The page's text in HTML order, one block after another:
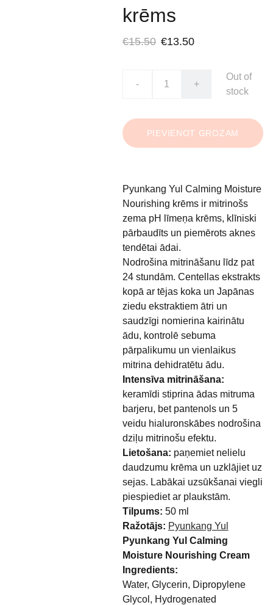
krēms
€15.50 €13.50
- +
Out of
stock
PIEVIENOT GROZAM
Pyunkang Yul Calming Moisture
Nourishing krēms ir mitrinošs
zema pH līmeņa krēms, klīniski
pārbaudīts un piemērots aknes
tendētai ādai.
Nodrošina mitrināšanu līdz pat
24 stundām. Centellas ekstrakts
kopā ar tējas koka un Japānas
ziedu ekstraktiem ātri un
saudzīgi nomierina kairinātu
ādu, kontrolē sebuma
pārpalikumu un vienlaikus
mitrina dehidratētu ādu.
Intensīva mitrināšana:
keramīdi stiprina ādas mitruma
barjeru, bet pantenols un 5
veidu hialuronskābes nodrošina
dziļu mitrinošu efektu.
Lietošana: paņemiet nelielu
daudzumu krēma un uzklājiet uz
sejas. Labākai uzsūkšanai viegli
piespiediet ar plaukstām.
Tilpums: 50 ml
Ražotājs: Pyunkang Yul
Pyunkang Yul Calming
Moisture Nourishing Cream
Ingredients:
Water, Glycerin, Dipropylene
Glycol, Hydrogenated